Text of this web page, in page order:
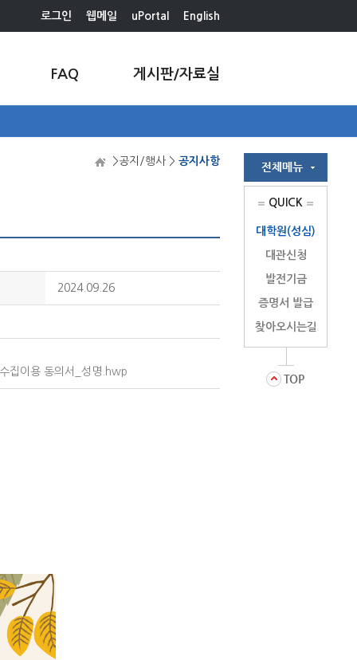
로그인 웹메일 uPortal English
FAQ 게시판/자료실
>공지/행사 > 공지사항
2024.09.26
집이용 동의서_성명.hwp
QUICK
대학원(성심)
대관신청
발전기금
증명서 발급
찾아오시는길